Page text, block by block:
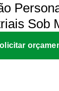
Sob